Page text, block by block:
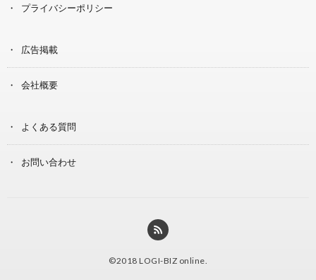
プライバシーポリシー
広告掲載
会社概要
よくある質問
お問い合わせ
©2018 LOGI-BIZ online